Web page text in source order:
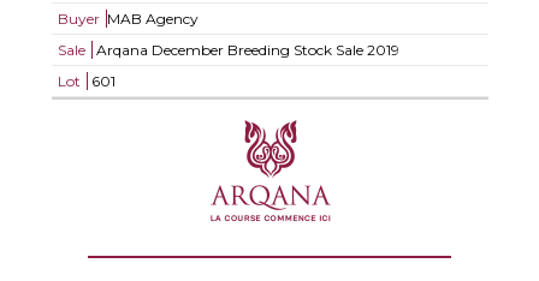
Buyer MAB Agency
Sale
Arqana December Breeding Stock Sale 2019
Lot
601